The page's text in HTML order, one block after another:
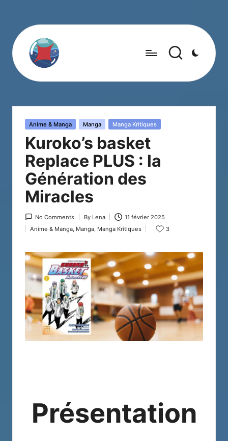
Posted
Anime & Manga Manga Manga Kritiques
Kuroko’s basket
Replace PLUS : la
Génération des
Miracles
No Comments
Posted
by
By Lena 11 février 2025
Posted
Anime & Manga, Manga, Manga Kritiques 3
Présentation